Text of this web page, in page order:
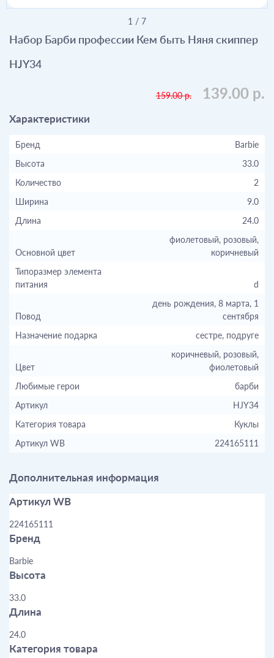
1 / 7
Набор Барби профессии Кем быть Няня скиппер
HJY34
159.00 р. 139.00 р.
Характеристики
Бренд
Barbie
Высота
33.0
Количество
2
Ширина
9.0
Длина
24.0
Основной цвет
фиолетовый, розовый,
коричневый
Типоразмер элемента
питания
d
Повод
день рождения, 8 марта, 1
сентября
Назначение подарка
сестре, подруге
Цвет
коричневый, розовый,
фиолетовый
Любимые герои
барби
Артикул
HJY34
Категория товара
Куклы
Артикул WB
224165111
Дополнительная информация
Артикул WB
224165111
Бренд
Barbie
Высота
33.0
Длина
24.0
Категория товара